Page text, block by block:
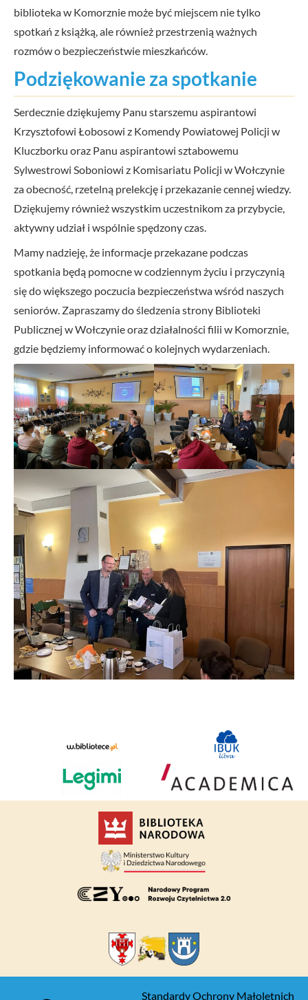
biblioteka w Komorznie może być miejscem nie tylko
spotkań z książką, ale również przestrzenią ważnych
rozmów o bezpieczeństwie mieszkańców.
Podziękowanie za spotkanie
Serdecznie dziękujemy Panu starszemu aspirantowi
Krzysztofowi Łobosowi z Komendy Powiatowej Policji w
Kluczborku oraz Panu aspirantowi sztabowemu
Sylwestrowi Soboniowi z Komisariatu Policji w Wołczynie
za obecność, rzetelną prelekcję i przekazanie cennej wiedzy.
Dziękujemy również wszystkim uczestnikom za przybycie,
aktywny udział i wspólnie spędzony czas.
Mamy nadzieję, że informacje przekazane podczas
spotkania będą pomocne w codziennym życiu i przyczynią
się do większego poczucia bezpieczeństwa wśród naszych
seniorów. Zapraszamy do śledzenia strony Biblioteki
Publicznej w Wołczynie oraz działalności filii w Komorznie,
gdzie będziemy informować o kolejnych wydarzeniach.
Standardy Ochrony Małoletnich